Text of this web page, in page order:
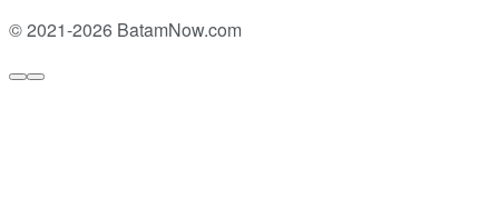
© 2021-2026 BatamNow.com